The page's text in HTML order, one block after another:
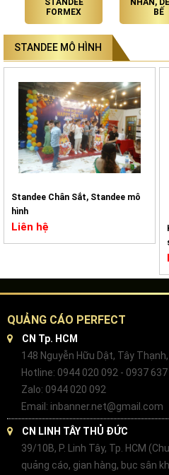
STANDEE
FORMEX
NHÃN,
BẾ
STANDEE MÔ HÌNH
Standee Chân Sắt, Standee mô
hình
Liên hệ
QUẢNG CÁO PERFECT
CN Tp. HCM
148 Nguyễn Hữu Dật, Tây Thạnh,
Hotline: 0944 020 092 - 0937
Zalo: 0944 020 092
Email: inbanner.net@gmail.com
CN LINH TÂY THỦ ĐỨC
39/10B, P. Linh Tây, Tp. HCM
quảng cáo, gian hàng, bục sân